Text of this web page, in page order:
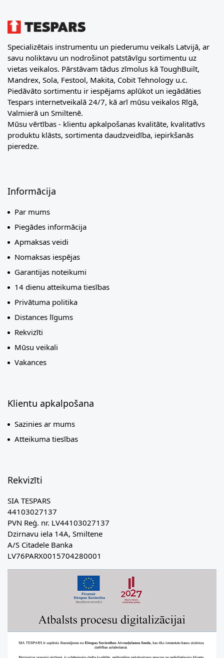
Specializētais instrumentu un piederumu veikals Latvijā, ar
savu noliktavu un nodrošinot patstāvīgu sortimentu uz
vietas veikalos. Pārstāvam tādus zīmolus kā ToughBuilt,
Mandrex, Sola, Festool, Makita, Cobit Tehnology u.c.
Piedāvāto sortimentu ir iespējams aplūkot un iegādāties
Tespars internetveikalā 24/7, kā arī mūsu veikalos Rīgā,
Valmierā un Smiltenē.
Mūsu vērtības - klientu apkalpošanas kvalitāte, kvalitatīvs
produktu klāsts, sortimenta daudzveidība, iepirkšanās
pieredze.
Informācija
Par mums
Piegādes informācija
Apmaksas veidi
Nomaksas iespējas
Garantijas noteikumi
14 dienu atteikuma tiesības
Privātuma politika
Distances līgums
Rekvizīti
Mūsu veikali
Vakances
Klientu apkalpošana
Sazinies ar mums
Atteikuma tiesības
Rekvizīti
SIA TESPARS
44103027137
PVN Reģ. nr. LV44103027137
Dzirnavu iela 14A, Smiltene
A/S Citadele Banka
LV76PARX0015704280001